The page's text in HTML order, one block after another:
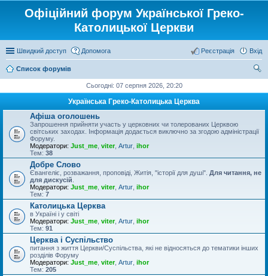
Офіційний форум Української Греко-
Католицької Церкви
Швидкий доступ Допомога Вхід
Реєстрація
Список форумів
Сьогодні: 07 серпня 2026, 20:20
Українська Греко-Католицька Церква
Афіша оголошень
Запрошення прийняти участь у церковних чи толерованих Церквою
світських заходах. Інформація додається виключно за згодою адміністрації
Форуму.
Модератори: Just_me viter, Artur ihor
Тем: 38
Добре Слово
Євангеліє, розважання, проповіді, Житія, "історії для душі". Для читання, не
для дискусій
Модератори: Just_me viter, Artur ihor
Тем: 7
Католицька Церква
в Україні і у світі
Модератори: Just_me viter, Artur ihor
Тем: 91
Церква і Суспільство
питання з життя Церкви/Суспільства, які не відносяться до тематики інших
розділів Форуму
Модератори: Just_me viter, Artur ihor
Тем: 205